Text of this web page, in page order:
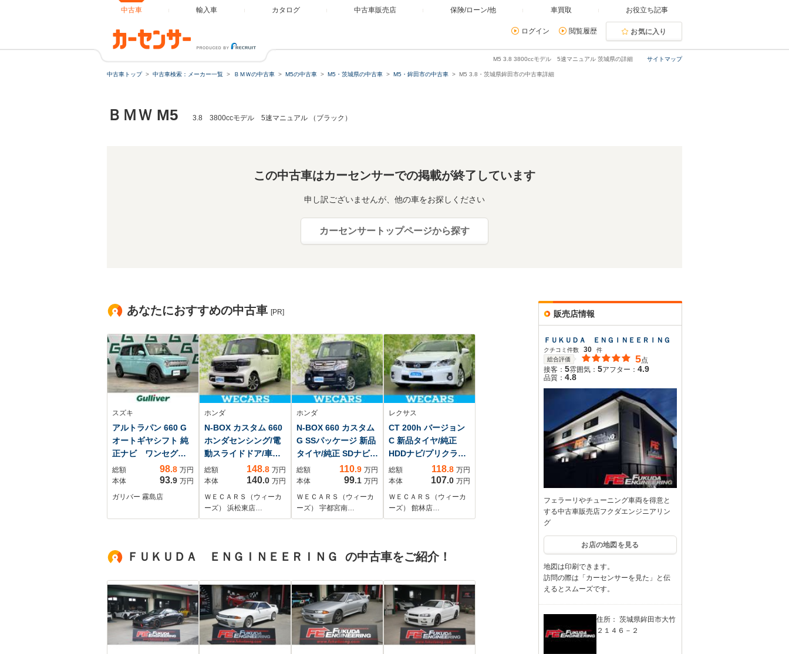
中古車 輸入車 カタログ 中古車販売店 保険/ローン/他 車買取 お役立ち記事
ログイン 閲覧履歴 お気に入り
サイトマップ
M5 3.8 3800ccモデル 5速マニュアル 茨城県の詳細
中古車トップ 中古車検索：メーカー一覧 ＢＭＷの中古車 M5の中古車 M5・茨城県の中古車 M5・鉾田市の中古車 M5 3.8・茨城県鉾田市の中古車詳細
ＢＭＷ M5 3.8 3800ccモデル 5速マニュアル （ブラック）
この中古車はカーセンサーでの掲載が終了しています
申し訳ございませんが、他の車をお探しください
カーセンサートップページから探す
あなたにおすすめの中古車 [PR]
スズキ
アルトラパン 660 G
オートギヤシフト 純
正ナビ ワンセグ
TV Bluetooth バ
ックカメラ 衝突軽
減ブレーキ 横滑り
シート 社外アルミ
ヘッドライト ヘッ
ー
総額 98.8 万円
本体
93.9 万円
ガリバー 霧島店
ホンダ
N-BOX カスタム 660
ホンダセンシング/電
動スライドドア/車線
逸脱防止支援システ
ム/EBD付ABS/クルー
ズコントロール/バッ
クモニター/禁煙車/エ
アバッグ 運転席/エア
総額 148.8 万円
本体
140.0 万円
ＷＥＣＡＲＳ（ウィーカ
ーズ） 浜松東店…
ホンダ
N-BOX 660 カスタム
G SSパッケージ 新品
タイヤ/純正 SDナビ/
両側電動スライドド
ア/ヘッドランプ
HID/ETC/EBD付ABS/
横滑り防止装置/アイ
ドリングストップ/ワ
手席
総額 110.9 万円
本体
99.1 万円
ＷＥＣＡＲＳ（ウィーカ
ーズ） 宇都宮南…
レクサス
CT 200h バージョン
C 新品タイヤ/純正
HDDナビ/プリクラッ
シュセーフティ/シー
トヒーター/ヘッドラ
ンプ LED/ETC/EBD付
ABS/横滑り防止装置/
アイドリングストッ
総額 118.8 万円
本体
107.0 万円
ＷＥＣＡＲＳ（ウィーカ
ーズ） 館林店…
ＦＵＫＵＤＡ ＥＮＧＩＮＥＥＲＩＮＧ の中古車をご紹介！
販売店情報
ＦＵＫＵＤＡ ＥＮＧＩＮＥＥＲＩＮＧ
クチコミ件数 30
件
総合評価
5点
接客： 5雰囲気： 5アフター： 4.9
品質： 4.8
フェラーリやチューニング車両を得意と
する中古車販売店フクダエンジニアリン
グ
お店の地図を見る
地図は印刷できます。
訪問の際は「カーセンサーを見た」と伝
えるとスムーズです。
住所： 茨城県鉾田市大竹
２１４６－２